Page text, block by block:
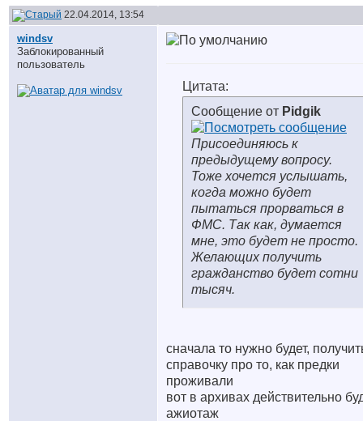
22.04.2014, 13:54
windsv
Заблокированный
пользователь
Цитата:
Сообщение от Pidgik
Присоединяюсь к
предыдущему вопросу.
Тоже хочется услышать,
когда можно будет
пытаться прорваться в
ФМС. Так как, думается
мне, это будет не просто.
Желающих получить
гражданство будет сотни
тысяч.
сначала то нужно будет,
справочку про то, как предки
проживали
вот в архивах действительно
ажиотаж